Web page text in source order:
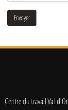
Envoyer
Centre du travail Val-d'Or